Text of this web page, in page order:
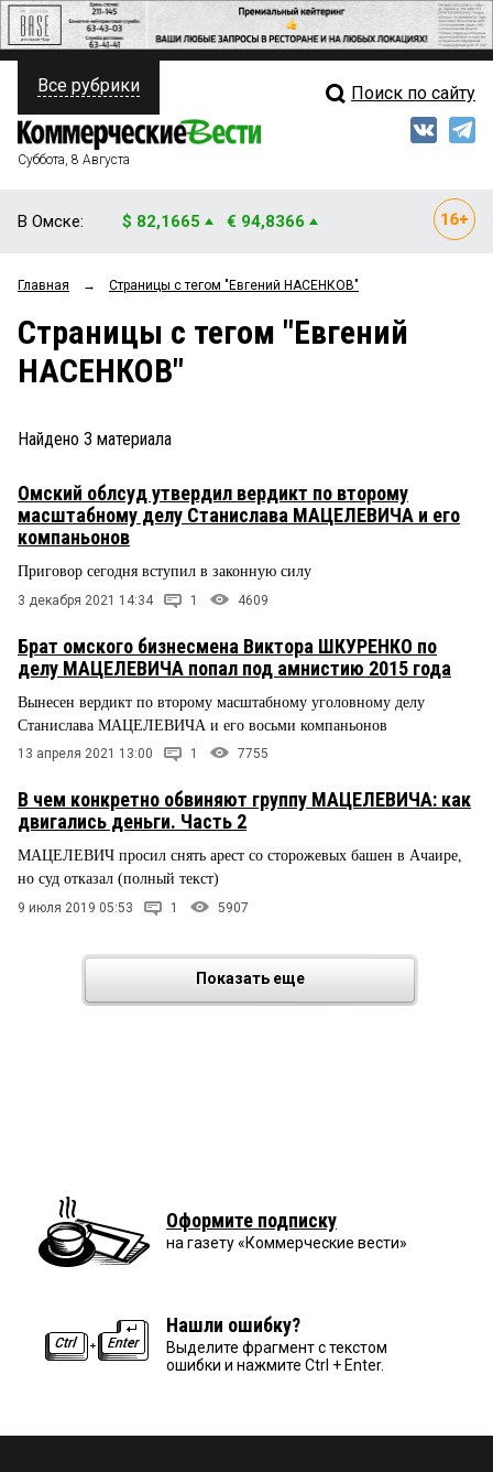
ПОЛИТИКА
ФИНАНСЫ
ОБЩЕСТВО
ЗАКОН
ПРОИСШЕСТВИЯ
СТИЛЬ ЖИЗНИ
Свежий выпуск
Мнения
Рейтинги
Все рубрики Поиск по сайту
Суббота, 8 Августа
В Омске: $ 82,1665 € 94,8366
Главная → Страницы c тегом "Евгений НАСЕНКОВ"
Страницы c тегом "Евгений
НАСЕНКОВ"
Найдено 3 материала
Омский облсуд утвердил вердикт по второму
масштабному делу Станислава МАЦЕЛЕВИЧА и его
компаньонов
Приговор сегодня вступил в законную силу
3 декабря 2021 14:34 1 4609
Брат омского бизнесмена Виктора ШКУРЕНКО по
делу МАЦЕЛЕВИЧА попал под амнистию 2015 года
Вынесен вердикт по второму масштабному уголовному делу
Станислава МАЦЕЛЕВИЧА и его восьми компаньонов
13 апреля 2021 13:00 1 7755
В чем конкретно обвиняют группу МАЦЕЛЕВИЧА: как
двигались деньги. Часть 2
МАЦЕЛЕВИЧ просил снять арест со сторожевых башен в Ачаире,
но суд отказал (полный текст)
9 июля 2019 05:53 1 5907
Показать еще
Оформите подписку
на газету «Коммерческие вести»
Нашли ошибку?
Выделите фрагмент с текстом
ошибки и нажмите Ctrl + Enter.